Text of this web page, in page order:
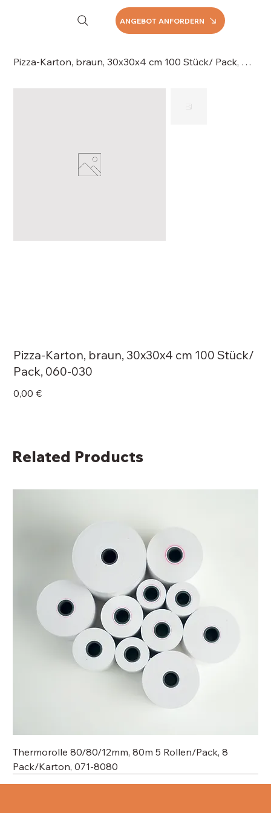
ANGEBOT ANFORDERN
Pizza-Karton, braun, 30x30x4 cm 100 Stück/ Pack, 060-030
Pizza-Karton, braun, 30x30x4 cm 100 Stück/
Pack, 060-030
Price
0,00 €
Related Products
Thermorolle 80/80/12mm, 80m 5 Rollen/Pack, 8
Pack/Karton, 071-8080